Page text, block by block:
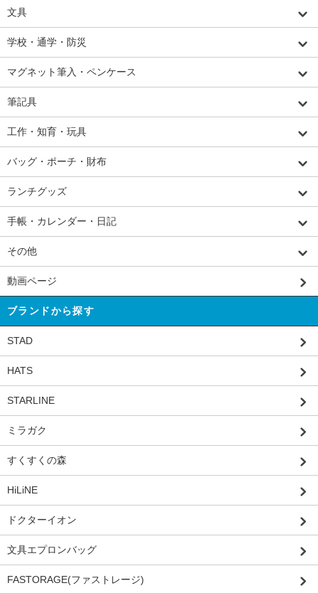
文具
学校・通学・防災
マグネット筆入・ペンケース
筆記具
工作・知育・玩具
バッグ・ポーチ・財布
ランチグッズ
手帳・カレンダー・日記
その他
動画ページ
ブランドから探す
STAD
HATS
STARLINE
ミラガク
すくすくの森
HiLiNE
ドクターイオン
文具エプロンバッグ
FASTORAGE(ファストレージ)